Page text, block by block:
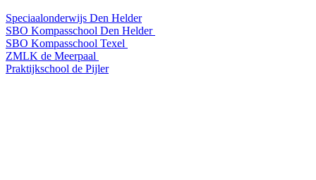
Speciaalonderwijs Den Helder
SBO Kompasschool Den Helder
SBO Kompasschool Texel
ZMLK de Meerpaal
Praktijkschool de Pijler